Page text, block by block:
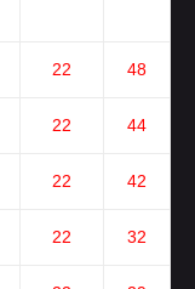
22 48
22 44
22 42
22 32